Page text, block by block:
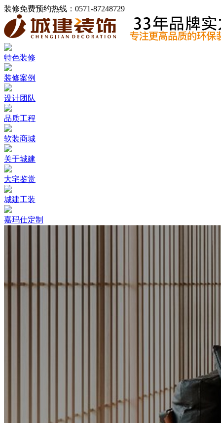
装修免费预约热线： 0571-87248729
特色装修
装修案例
设计团队
品质工程
软装商城
关于城建
大宅鉴赏
城建工装
嘉玛仕定制